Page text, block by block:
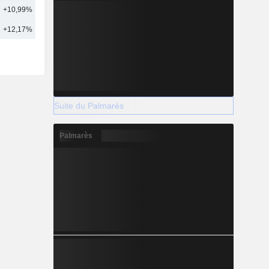
+10,99%
+12,17%
Suite du Palmarès
Palmarès